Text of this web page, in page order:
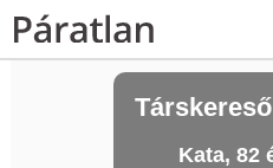
Kata, 82